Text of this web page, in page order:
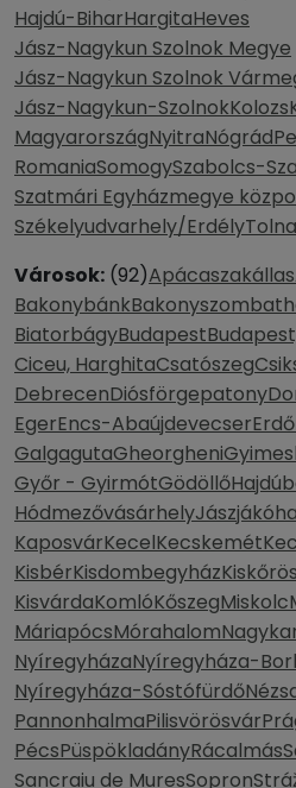
Hajdú-BiharHargitaHeves
Jász-Nagykun Szolnok Megye
Jász-Nagykun Szolnok
Jász-Nagykun-SzolnokKolozs
MagyarországNyitraNógrád
RomaniaSomogySzabolcs-
Szatmári Egyházmegye
Székelyudvarhely/ErdélyTolna
Városok: (92)Apácaszakállas
Bakonybánk
BiatorbágyBudapest
Ciceu, HarghitaCsatószeg
DebrecenDiósförgepatony
EgerEncs-Abaújdevecser
GalgagutaGheorgheni
Győr - GyirmótGödöllő
Hódmezővásárhely
KaposvárKecelKecskemét
KisbérKisdombegyházKiskőrös
KisvárdaKomlóKőszegMiskolc
MáriapócsMórahalom
NyíregyházaNyíregyháza-
Nyíregyháza-Sóstófürdő
PannonhalmaPilisvörösvár
PécsPüspökladányRácalmás
Sancraiu de MuresSopron